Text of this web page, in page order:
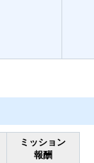
ミッション
報酬